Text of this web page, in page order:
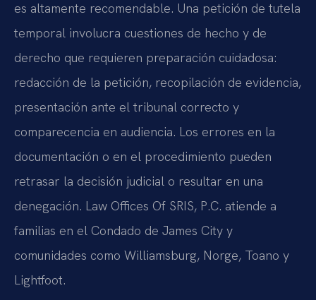
es altamente recomendable. Una petición de tutela
temporal involucra cuestiones de hecho y de
derecho que requieren preparación cuidadosa:
redacción de la petición, recopilación de evidencia,
presentación ante el tribunal correcto y
comparecencia en audiencia. Los errores en la
documentación o en el procedimiento pueden
retrasar la decisión judicial o resultar en una
denegación. Law Offices Of SRIS, P.C. atiende a
familias en el Condado de James City y
comunidades como Williamsburg, Norge, Toano y
Lightfoot.